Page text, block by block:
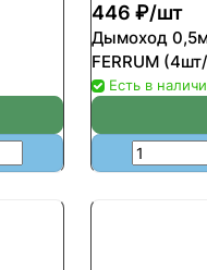
446 ₽/шт
Дымоход
FERRUM
Есть в